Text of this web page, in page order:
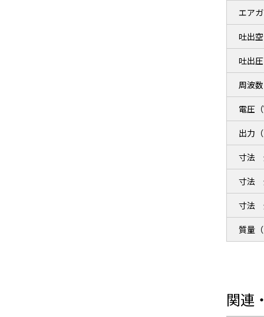
エア
吐出
吐出
周波
電圧
出力
寸法
寸法
寸法
質量
関連